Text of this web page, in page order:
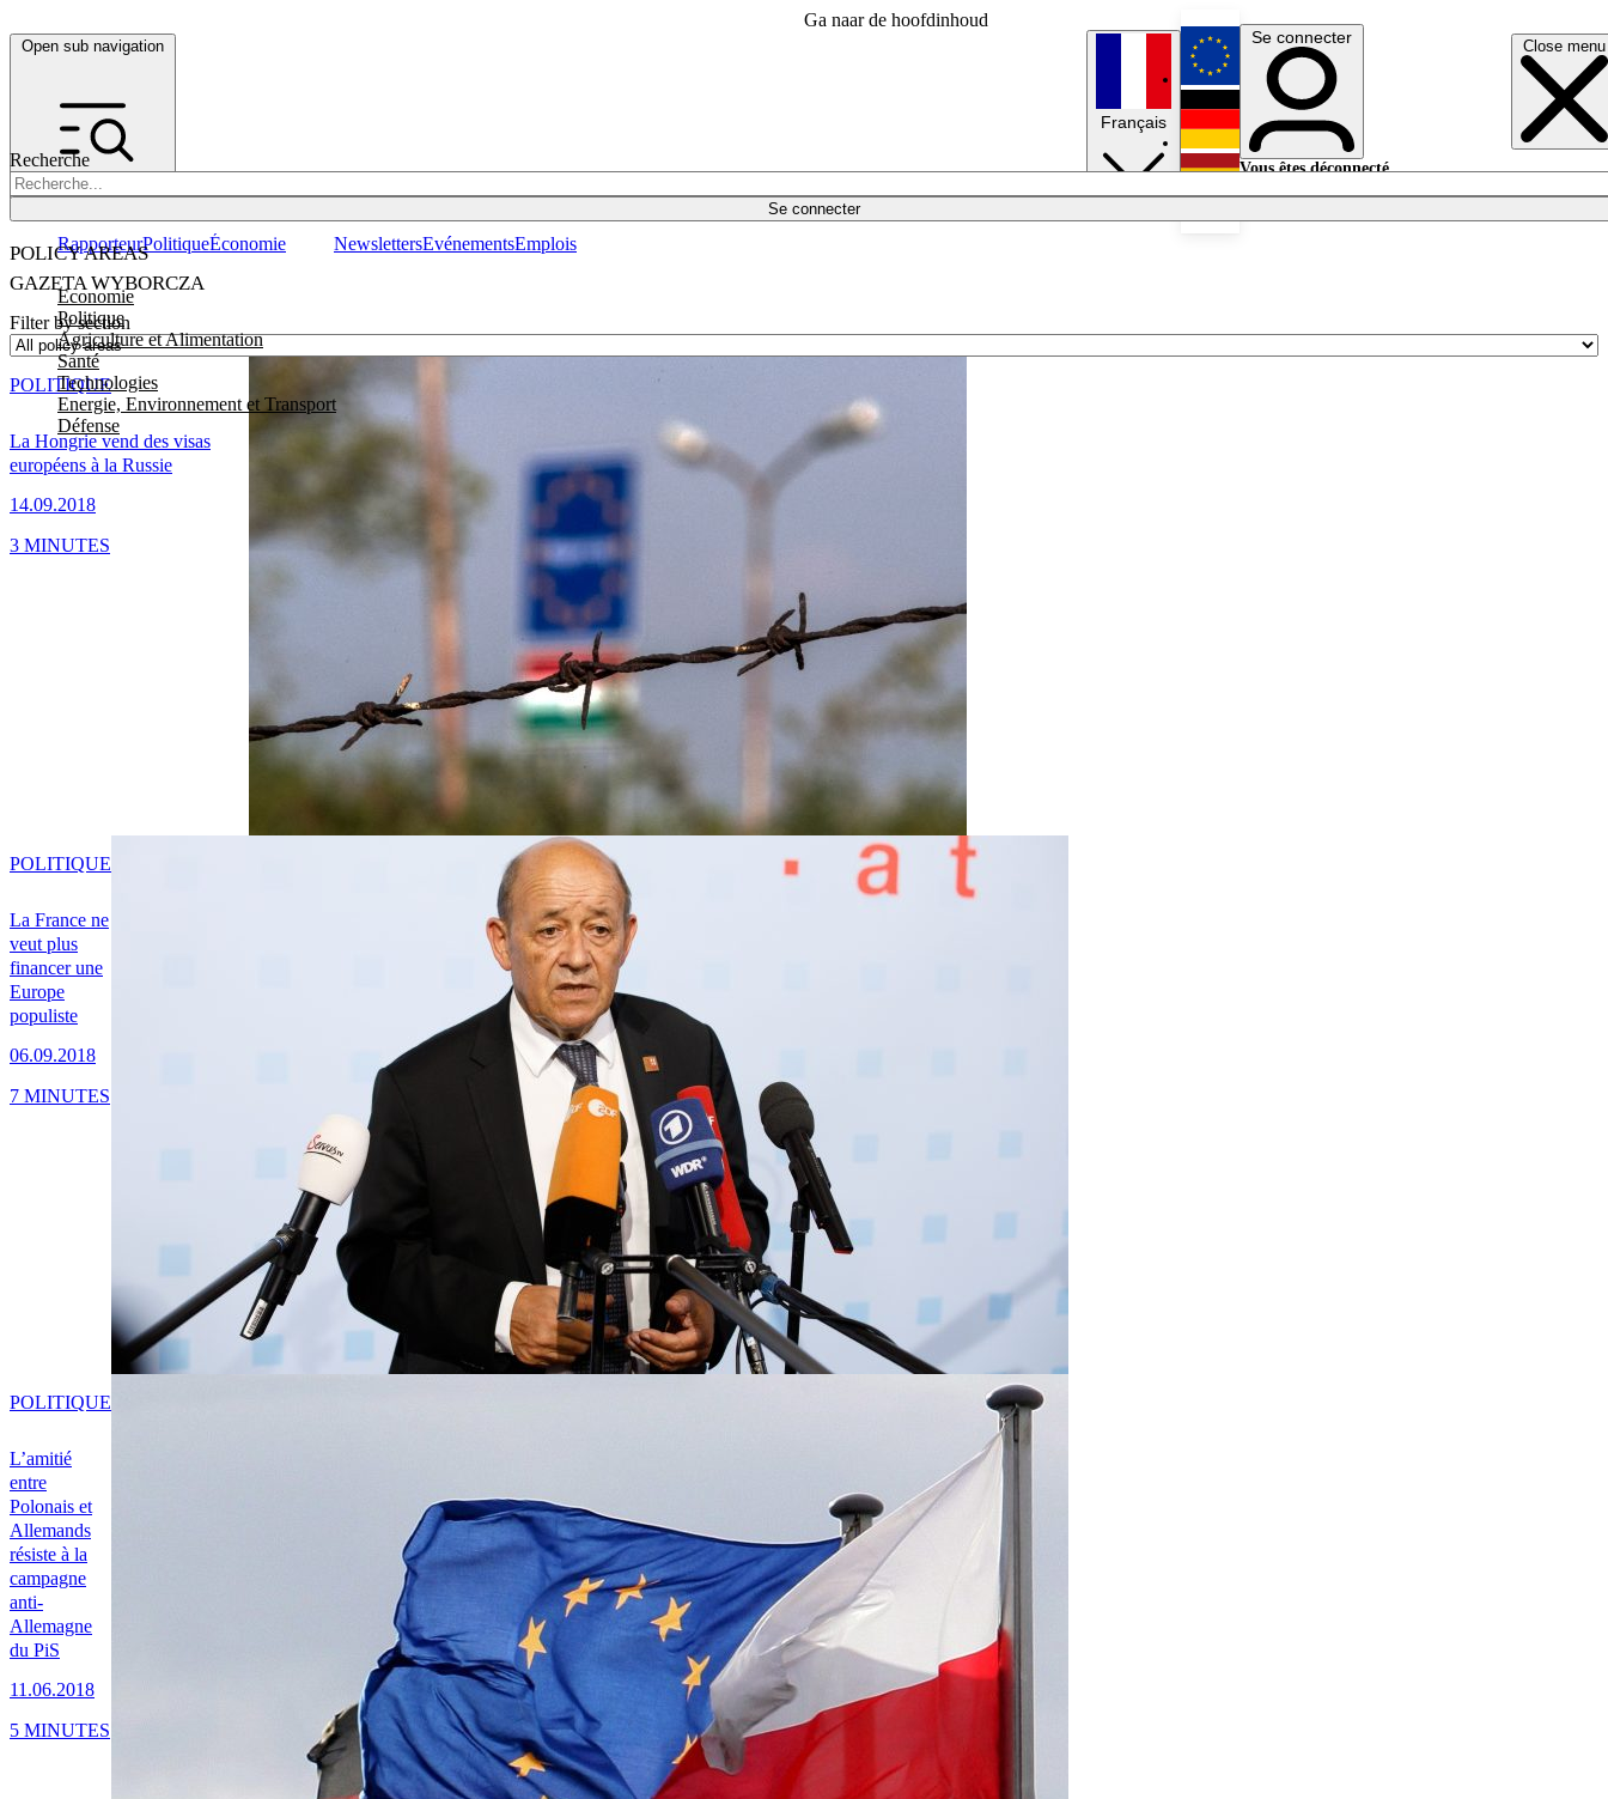
Ga naar de hoofdinhoud
Open sub navigation Close menu
Recherche
Se connecter
POLICY AREAS
Economie
Politique
Agriculture et Alimentation
Santé
Technologies
Energie, Environnement et Transport
Défense
RapporteurPolitiqueÉconomie NewslettersEvénementsEmplois
Français
English
Deutsch
Se connecter
Vous êtes déconnecté.
GAZETA WYBORCZA
Filter by section
La Hongrie vend des visas
européens à la Russie
14.09.2018
POLITIQUE
3 MINUTES
La France ne
veut plus
financer une
Europe
populiste
06.09.2018
POLITIQUE
7 MINUTES
L’amitié
entre
Polonais et
Allemands
résiste à la
campagne
anti-
Allemagne
du PiS
11.06.2018
POLITIQUE
5 MINUTES